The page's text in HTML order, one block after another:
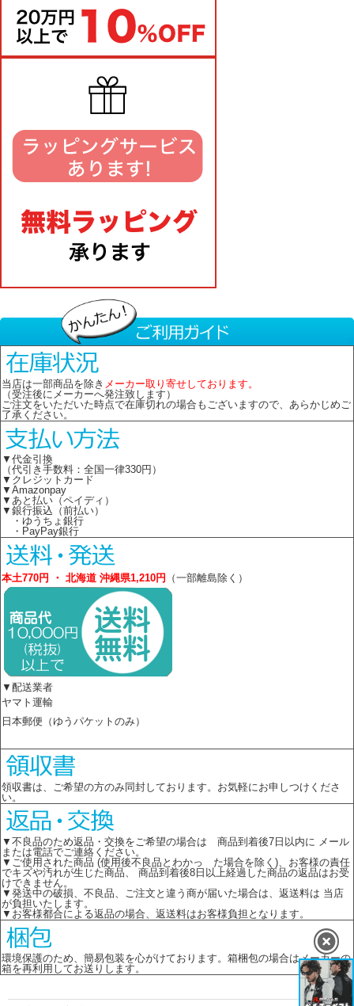
当店は一部商品を除き メーカー取り寄せしております。
（受注後にメーカーへ発注致します）
ご注文をいただいた時点で在庫切れの場合もございますので、あらかじめご
了承ください。
▼代金引換
（代引き手数料：全国一律330円）
▼クレジットカード
▼Amazonpay
▼あと払い（ペイディ）
▼銀行振込（前払い）
・ゆうちょ銀行
・PayPay銀行
本土770円 ・ 北海道 沖縄県1,210円 （一部離島除く）
▼配送業者
ヤマト運輸
日本郵便（ゆうパケットのみ）
領収書は、ご希望の方のみ同封しております。お気軽にお申しつけくださ
い。
▼不良品のため返品・交換をご希望の場合は 商品到着後7日以内に メール
または電話でご連絡ください。
▼ご使用された商品 (使用後不良品とわかっ た場合を除く)、お客様の責任
でキズや汚れが生じた商品、 商品到着後8日以上経過した商品の返品はお受
けできません。
▼発送中の破損、不良品、ご注文と違う商が届いた場合は、返送料は 当店
が負担いたします。
▼お客様都合による返品の場合、返送料はお客様負担となります。
環境保護のため、簡易包装を心がけております。箱梱包の場合はメーカーの
箱を再利用してお送りします。